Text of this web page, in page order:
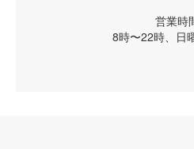
営業時
8時〜22時、日